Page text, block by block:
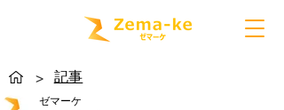
> 記事
ゼマーケ